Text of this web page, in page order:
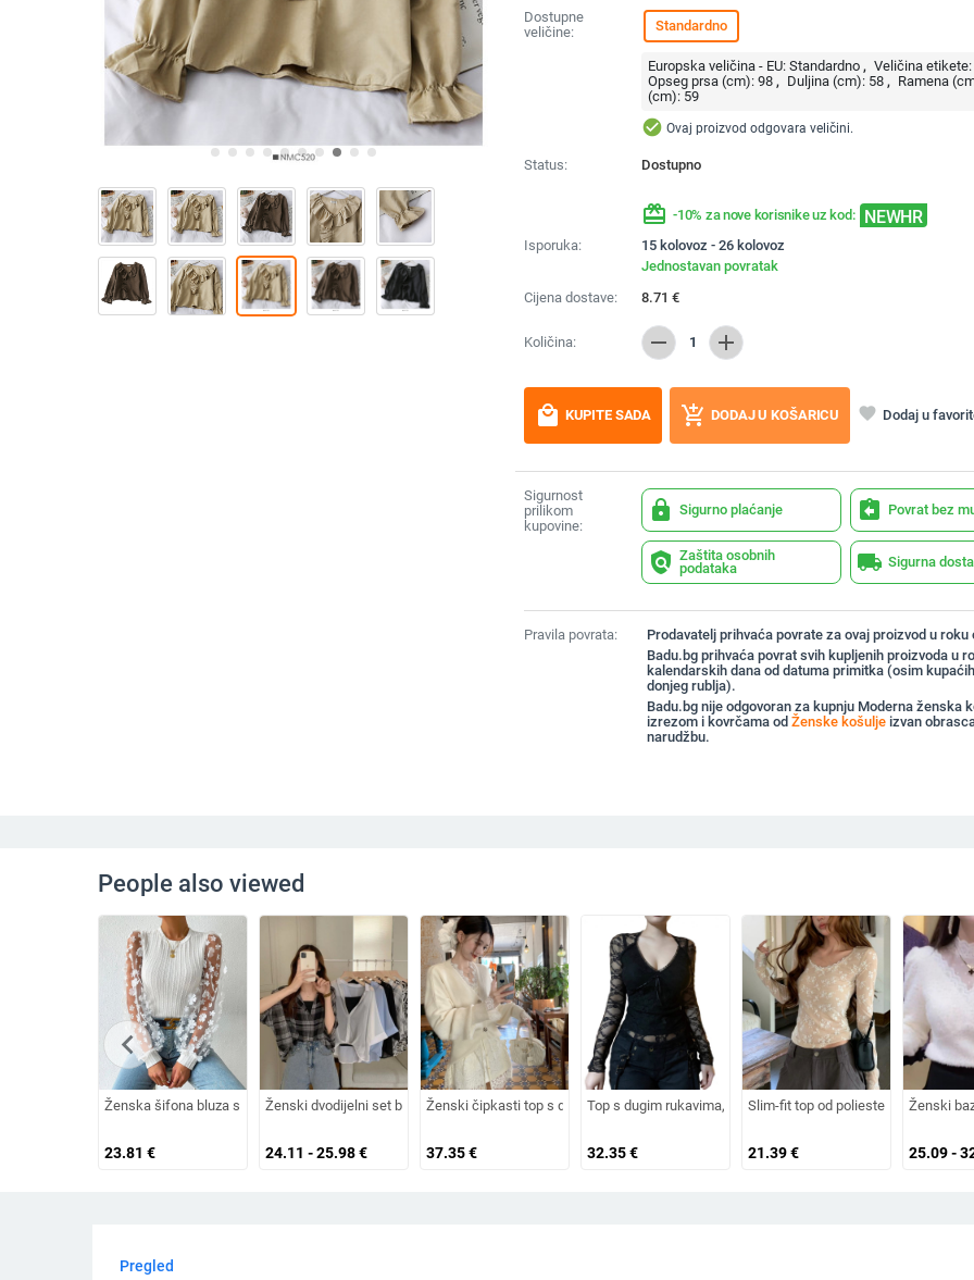
Dostupne
veličine:
Standardno
Europska veličina - EU: Standardno Veličina etikete:
Opseg prsa (cm): 98 Duljina (cm): 58 Ramena
(cm): 59
check_circle Ovaj proizvod odgovara veličini.
Status: Dostupno
redeem -10% za nove korisnike uz kod: NEWHR
Isporuka:
15 kolovoz - 26 kolovoz
Jednostavan povratak
Cijena dostave:
8.71 €
Količina: remove 1 add
local_mall KUPITE SADA add_shopping_cart DODAJ U KOŠARICU favorite Dodaj u
Sigurnost
prilikom
kupovine:
lock Sigurno plaćanje assignment_return Povrat bez
policy Zaštita osobnih
podataka
local_shipping Sigurna
Pravila povrata:
Prodavatelj prihvaća povrate za ovaj proizvod u roku
Badu.bg prihvaća povrat svih kupljenih proizvoda u
kalendarskih dana od datuma primitka (osim
donjeg rublja).
Badu.bg nije odgovoran za kupnju Moderna ženska
izrezom i kovrčama od Ženske košuljeizvan
narudžbu.
People also viewed
Ženska šifona bluza s mrežastim cvjetnim uzorkom, lantern rukav, okrugli izrez, pulover top (Materijal: šifon; Osnovni materijal: 95%+
23.81 €
Ženski dvodijelni set bluza: poliester-spandeks smjesa, V-izrez, padni ramena, 3D vez
24.11 - 25.98€
Ženski čipkasti top s dugim rukavima, V-izrez, jednobojan, poliester 95%+, standardna
37.35€
Top s dugim rukavima, V-rezom, čipkasti paneli, uski kroj,
32.35€
Slim-fit top od poliestera s U-
21.39€
Ženski
25.09 -
chevron_left
Pregled